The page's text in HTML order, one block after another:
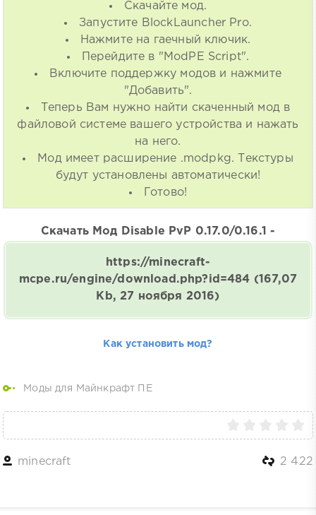
Скачайте мод.
Запустите BlockLauncher Pro.
Нажмите на гаечный ключик.
Перейдите в "ModPE Script".
Включите поддержку модов и нажмите
"Добавить".
Теперь Вам нужно найти скаченный мод в
файловой системе вашего устройства и нажать
на него.
Мод имеет расширение .modpkg. Текстуры
будут установлены автоматически!
Готово!
Скачать Мод Disable PvP 0.17.0/0.16.1 -
https://minecraft-
mcpe.ru/engine/download.php?id=484 (167,07
Kb, 27 ноября 2016)
Как установить мод?
Моды для Майнкрафт ПЕ
minecraft 2 422